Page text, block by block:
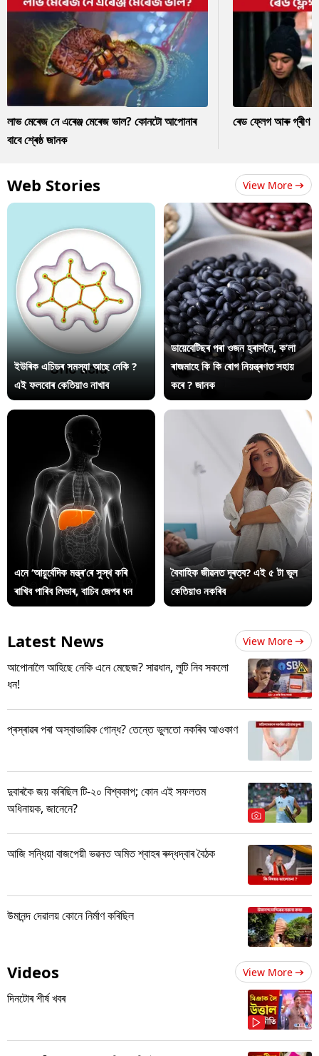
লাভ মেৰেজ নে এৰেঞ্জ মেৰেজ ভাল? কোনটো আপোনাৰ
বাবে শ্ৰেষ্ঠ জানক
ৰেড ফ্লেগ আৰু গ্ৰীণ
Web Stories View More
ইউৰিক এচিডৰ সমস্যা আছে নেকি ?
এই ফলবোৰ কেতিয়াও নাখাব
ডায়েবেটিছৰ পৰা ওজন হ্ৰাসলৈ, ক’লা
ৰাজমাহে কি কি ৰোগ নিয়ন্ত্ৰণত সহায়
কৰে ? জানক
এনে ‘আয়ুৰ্বেদিক মন্ত্ৰ’ৰে সুস্থ কৰি
ৰাখিব পাৰিব লিভাৰ, বাচিব জেপৰ ধন
বৈবাহিক জীৱনত দূৰত্ব? এই ৫ টা ভুল
কেতিয়াও নকৰিব
Latest News View More
আপোনালৈ আহিছে নেকি এনে মেছেজ? সাৱধান, লুটি নিব সকলো
ধন!
প্ৰস্ৰাৱৰ পৰা অস্বাভাৱিক গোন্ধ? তেন্তে ভুলতো নকৰিব আওকাণ
দুবাৰকৈ জয় কৰিছিল টি-২০ বিশ্বকাপ; কোন এই সফলতম
অধিনায়ক, জানেনে?
আজি সন্ধিয়া বাজপেয়ী ভৱনত অমিত শ্বাহৰ ৰুদ্ধদ্বাৰ বৈঠক
উমানন্দ দেৱালয় কোনে নিৰ্মাণ কৰিছিল
Videos View More
দিনটোৰ শীৰ্ষ খবৰ